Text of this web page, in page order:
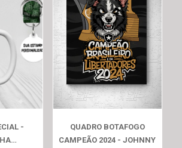
-
QUADRO BOTAFOGO
CAMPEÃO 2024 - JOHNNY